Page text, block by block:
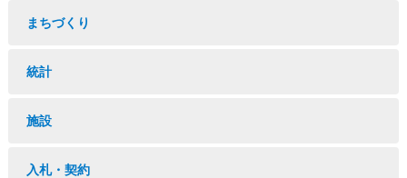
まちづくり
統計
施設
入札・契約